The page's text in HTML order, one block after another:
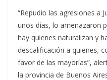
“Repudio las agresiones a
unos días, lo amenazaron
hay quienes naturalizan y
descalificación a quienes,
favor de las mayorías”,
la provincia de Buenos